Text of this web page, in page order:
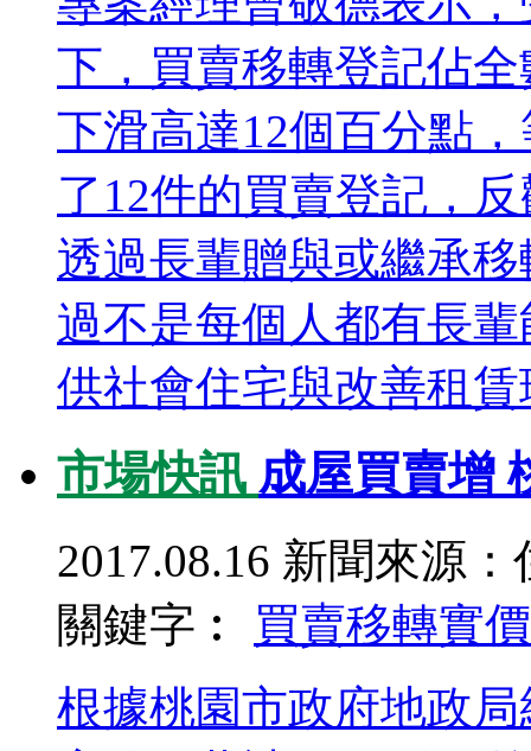
下，買賣移轉登記佔
下滑高達12個百分點
了12件的買賣登記，
透過長輩贈與或繼承
過不是每個人都有長
供社會住宅與改善租
市場快訊 成屋買賣增
2017.08.16 新聞來源：
關鍵字︰ 買賣移轉實
根據桃園市政府地政